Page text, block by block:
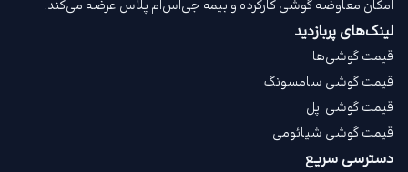
امکان معاوضه گوشی کارکرده و بیمه جی‌اس‌ام‌ پلاس عرضه می‌کند.
لینک‌های پربازدید
قیمت گوشی‌ها
قیمت گوشی سامسونگ
قیمت گوشی اپل
قیمت گوشی شیائومی
دسترسی سریع